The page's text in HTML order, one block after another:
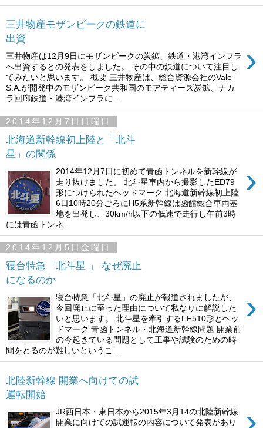
三井物産モザンビークの鉄道に
出資
›
三井物産は12月9日にモザンビークの炭鉱、鉄道・港湾インフラ
へ出資するとの発表をしました。 その中の鉄道について注目し
てみたいと思います。 概要 三井物産は、総合資源会社のVale
S.A.が開発中のモザンビーク共和国のモアティーズ炭鉱、ナカ
ラ回廊鉄道・港湾インフラに...
2014年12月7日日曜日
北海道新幹線初上陸と「北斗
星」の関係
›
2014年12月7日に初めて青函トンネルを新幹線が
走り抜けました。 北斗星車内から撮影したED79
形につけられたヘッドマーク 北海道新幹線初上陸
6日10時20分ごろにH5系新幹線は函館総合車両基
地を出発し、30km/h以下の低速で走行し午前3時
には青函トンネ...
2014年12月5日金曜日
寝台特急「北斗星 」 なぜ廃止
になるのか
›
寝台特急「北斗星」の廃止が報道されましたが、
今回廃止に至った理由について私なりに解説した
いと思います。 北斗星を牽引するEF510形とヘッ
ドマーク 青函トンネル・北海道新幹線問題 開業前
の今起きている問題として工事や試験のための時
間をとるのが難しいというこ...
北陸新幹線 開業へ向けての試
運転開始
JR西日本・東日本から2015年3月14の北陸新幹線
開業に向けての試運転の内容について発表があり